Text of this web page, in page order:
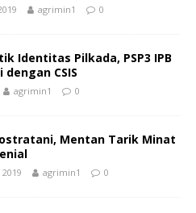
agrimin1 0
Identitas Pilkada, PSP3 IPB
dengan CSIS
agrimin1 0
Mentan Tarik Minat
agrimin1 0